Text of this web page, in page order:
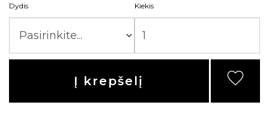
Dydis Kiekis
Į krepšelį